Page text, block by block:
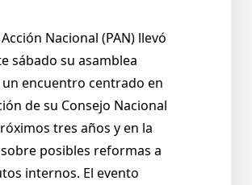
Nacional (PAN) llevó
sábado su asamblea
encuentro centrado en
de su Consejo Nacional
tres años y en la
posibles reformas a
internos. El evento